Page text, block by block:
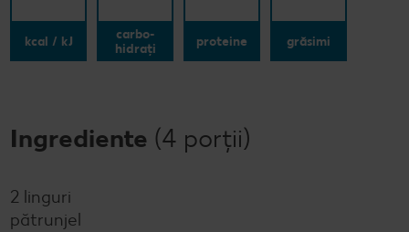
kcal / kJ
carbo-
hidrați
proteine grăsimi
Ingrediente (4 porții)
2 linguri
pătrunjel